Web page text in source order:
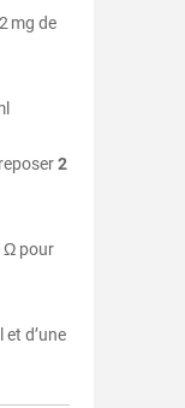
mg de
2
Ω pour
d’une